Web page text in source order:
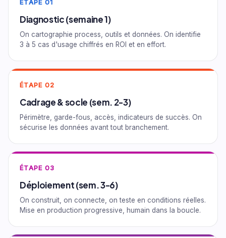
ÉTAPE 01
Diagnostic (semaine 1)
On cartographie process, outils et données. On identifie
3 à 5 cas d'usage chiffrés en ROI et en effort.
ÉTAPE 02
Cadrage & socle (sem. 2-3)
Périmètre, garde-fous, accès, indicateurs de succès. On
sécurise les données avant tout branchement.
ÉTAPE 03
Déploiement (sem. 3-6)
On construit, on connecte, on teste en conditions réelles.
Mise en production progressive, humain dans la boucle.